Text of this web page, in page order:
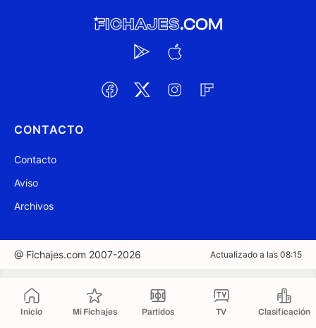
Inicio Mi Fichajes Partidos TV Clasificación
CONTACTO
Contacto
Aviso
Archivos
@ Fichajes.com 2007-2026 Actualizado a las 08:15